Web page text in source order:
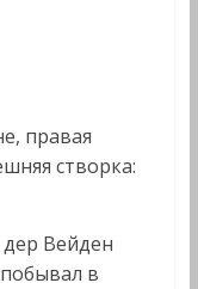
правая
створка:
Вейден
в